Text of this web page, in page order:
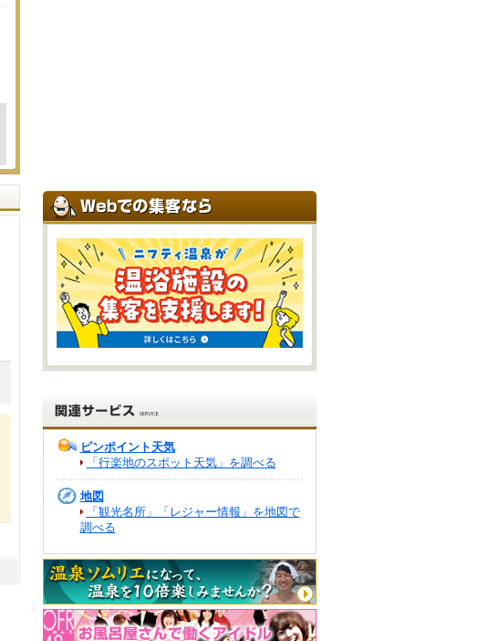
ピンポイント天気
「行楽地のスポット天気」を調べる
地図
「観光名所」「レジャー情報」を地図で
調べる